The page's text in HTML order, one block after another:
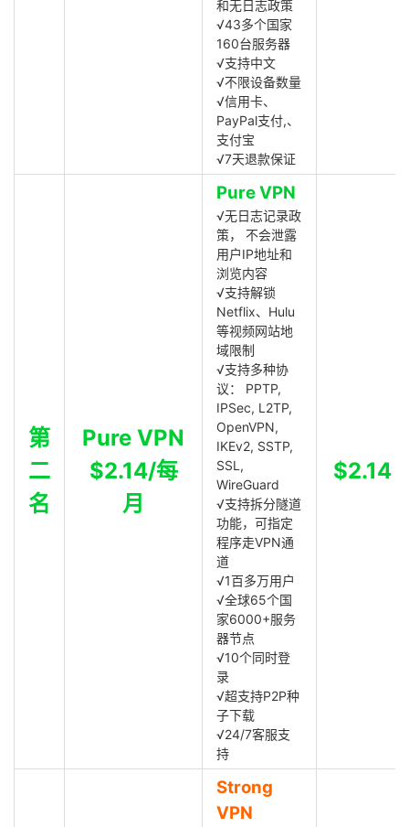
和无日志政策
√43多个国家
160台服务器
√支持中文
√不限设备数量
√信用卡、
PayPal支付,、
支付宝
√7天退款保证
第
二
名
Pure VPN
$2.14/每
月
Pure VPN
√无日志记录政
策， 不会泄露
用户IP地址和
浏览内容
√支持解锁
Netflix、Hulu
等视频网站地
域限制
√支持多种协
议： PPTP,
IPSec, L2TP,
OpenVPN,
IKEv2, SSTP,
SSL,
WireGuard
√支持拆分隧道
功能，可指定
程序走VPN通
道
√1百多万用户
√全球65个国
家6000+服务
器节点
√10个同时登
录
√超支持P2P种
子下载
√24/7客服支
持
$2.14
Strong
VPN